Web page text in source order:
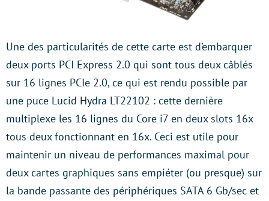
Une des particularités de cette carte est d’embarquer
deux ports PCI Express 2.0 qui sont tous deux câblés
sur 16 lignes PCIe 2.0, ce qui est rendu possible par
une puce Lucid Hydra LT22102 : cette dernière
multiplexe les 16 lignes du Core i7 en deux slots 16x
tous deux fonctionnant en 16x. Ceci est utile pour
maintenir un niveau de performances maximal pour
deux cartes graphiques sans empiéter (ou presque) sur
la bande passante des périphériques SATA 6 Gb/sec et